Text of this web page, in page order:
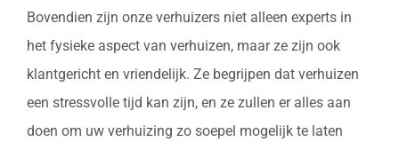
Bovendien zijn onze verhuizers niet alleen experts in
het fysieke aspect van verhuizen, maar ze zijn ook
klantgericht en vriendelijk. Ze begrijpen dat verhuizen
een stressvolle tijd kan zijn, en ze zullen er alles aan
doen om uw verhuizing zo soepel mogelijk te laten